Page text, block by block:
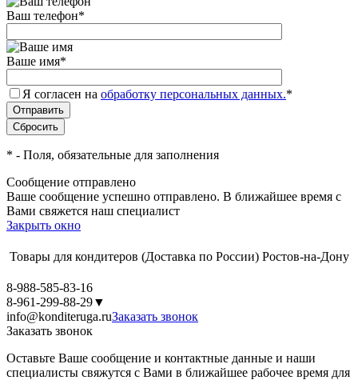
Ваш телефон*
Ваше имя*
Я согласен на обработку персональных данных.*
* - Поля, обязательные для заполнения
Сообщение отправлено
Ваше сообщение успешно отправлено. В ближайшее время с
Вами свяжется наш специалист
Закрыть окно
Товары для кондитеров (Доставка по России) Ростов-на-Дону
8-988-585-83-16
8-961-299-88-29▼
info@konditeruga.ruЗаказать звонок
Заказать звонок
Оставьте Ваше сообщение и контактные данные и наши
специалисты свяжутся с Вами в ближайшее рабочее время для